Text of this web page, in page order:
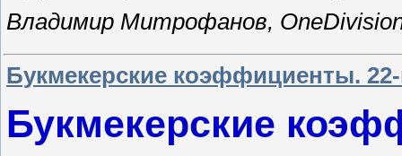
Владимир Митрофанов,
Букмекерские коэффициенты.
Букмекерские